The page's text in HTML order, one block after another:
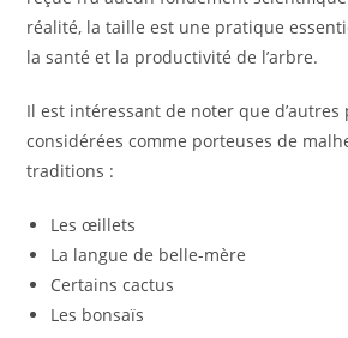
réalité, la taille est une pratique
la santé et la productivité de l’arbre.
Il est intéressant de noter que
considérées comme porteuses de
traditions :
Les œillets
La langue de belle-mère
Certains cactus
Les bonsaïs